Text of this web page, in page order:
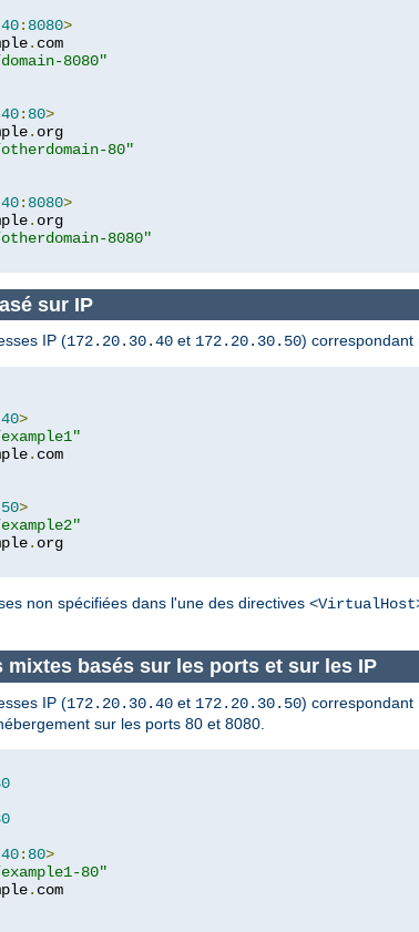
: 8080>
. com
8080"
: 80>
. org
otherdomain-80"
: 8080>
. org
8080"
sur IP
IP (172.20.30.40 et 172.20.30.50) correspondant
>
.
>
.
non spécifiées dans l'une des directives
mixtes basés sur les ports et sur les IP
IP (172.20.30.40 et 172.20.30.50) correspondant
sur les ports 80 et 8080.
: 80>
80"
.